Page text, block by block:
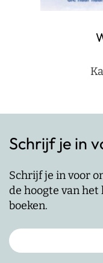
Schrijf je in
Schrijf je in voor
de hoogte van
boeken.